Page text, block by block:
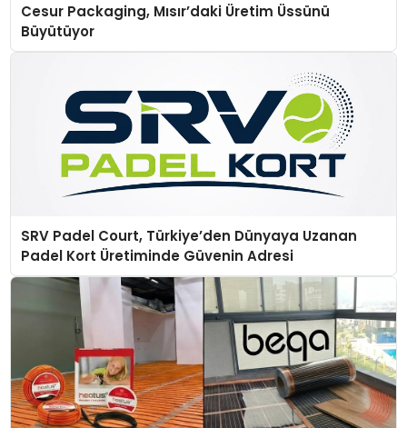
Cesur Packaging, Mısır’daki Üretim Üssünü
Büyütüyor
SRV Padel Court, Türkiye’den Dünyaya Uzanan
Padel Kort Üretiminde Güvenin Adresi